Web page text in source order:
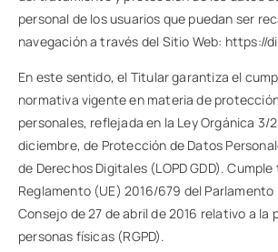
personal de los usuarios que puedan ser
navegación a través del Sitio Web: https://
En este sentido, el Titular garantiza el
normativa vigente en materia de
personales, reflejada en la Ley Orgánica 3/
diciembre, de Protección de Datos
de Derechos Digitales (LOPD GDD).
Reglamento (UE) 2016/679 del Parlamento
Consejo de 27 de abril de 2016 relativo a la
personas físicas (RGPD).